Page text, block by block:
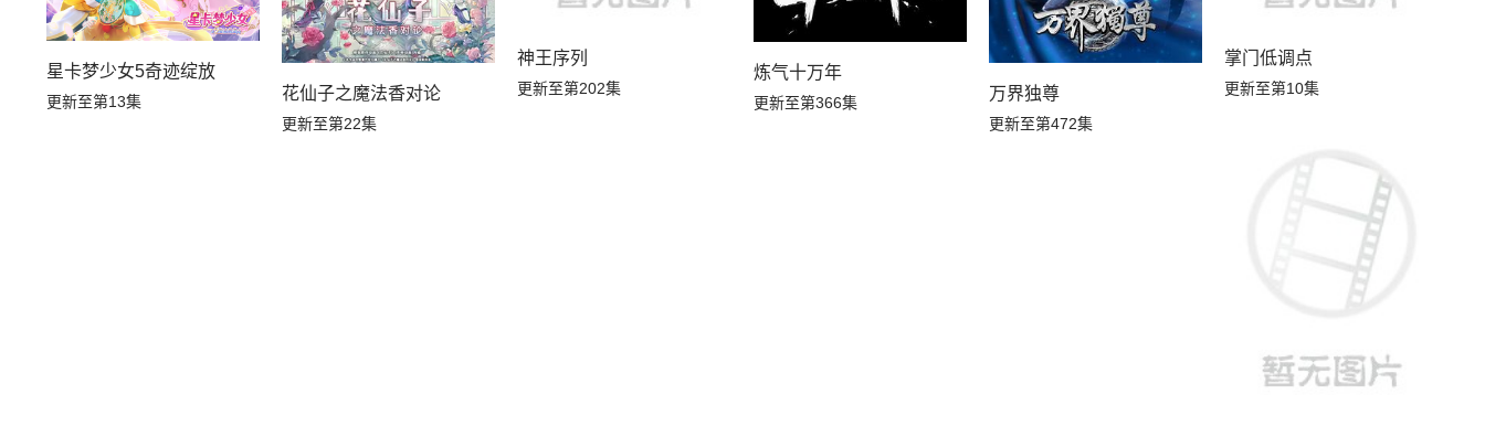
星卡梦少女5奇迹绽放
更新至第13集 花仙子之魔法香对论
更新至第22集
神王序列
更新至第202集
炼气十万年
更新至第366集 万界独尊
更新至第472集
掌门低调点
更新至第10集